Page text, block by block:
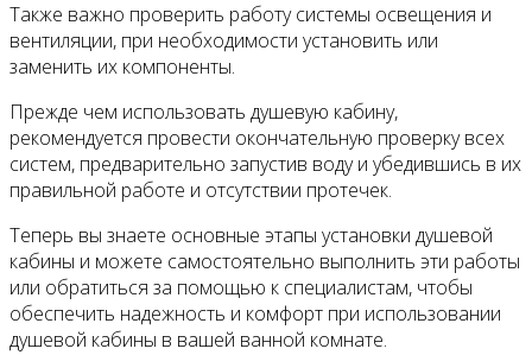
Также важно проверить работу системы освещения и
вентиляции, при необходимости установить или
заменить их компоненты.
Прежде чем использовать душевую кабину,
рекомендуется провести окончательную проверку всех
систем, предварительно запустив воду и убедившись в их
правильной работе и отсутствии протечек.
Теперь вы знаете основные этапы установки душевой
кабины и можете самостоятельно выполнить эти работы
или обратиться за помощью к специалистам, чтобы
обеспечить надежность и комфорт при использовании
душевой кабины в вашей ванной комнате.